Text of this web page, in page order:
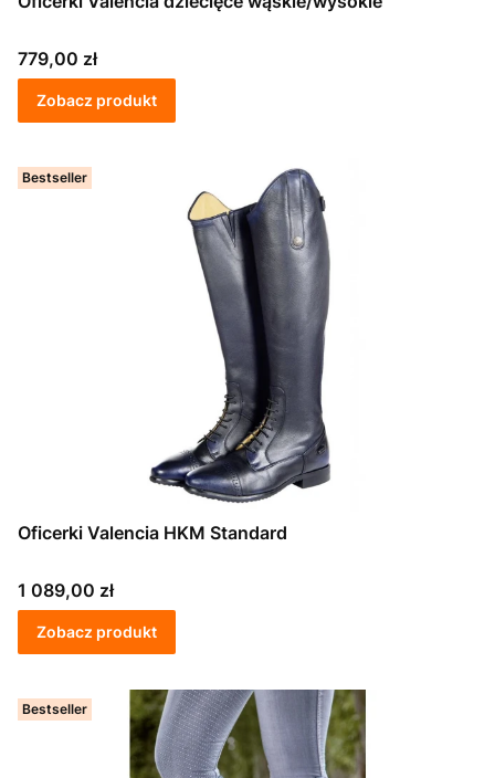
Cena
779,00 zł
Zobacz produkt
Bestseller
Oficerki Valencia HKM Standard
Cena
1 089,00 zł
Zobacz produkt
Bestseller